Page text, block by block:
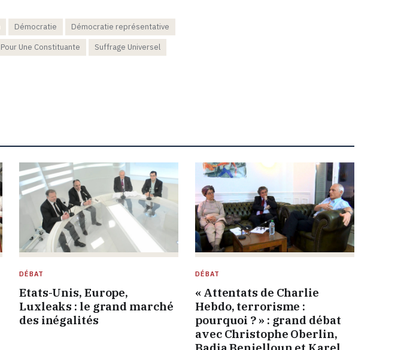
Démocratie
Démocratie représentative
Pour Une Constituante
Suffrage Universel
DÉBAT
Etats-Unis, Europe,
Luxleaks : le grand marché
des inégalités
DÉBAT
« Attentats de Charlie
Hebdo, terrorisme :
pourquoi ? » : grand débat
avec Christophe Oberlin,